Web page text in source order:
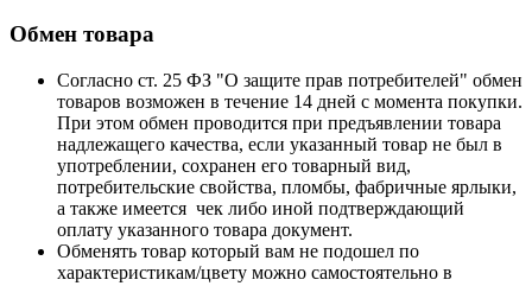
Обмен товара
Согласно ст. 25 ФЗ "О защите прав потребителей" обмен
товаров возможен в течение 14 дней с момента покупки.
При этом обмен проводится при предъявлении товара
надлежащего качества, если указанный товар не был в
употреблении, сохранен его товарный вид,
потребительские свойства, пломбы, фабричные ярлыки,
а также имеется чек либо иной подтверждающий
оплату указанного товара документ.
Обменять товар который вам не подошел по
характеристикам/цвету можно самостоятельно в